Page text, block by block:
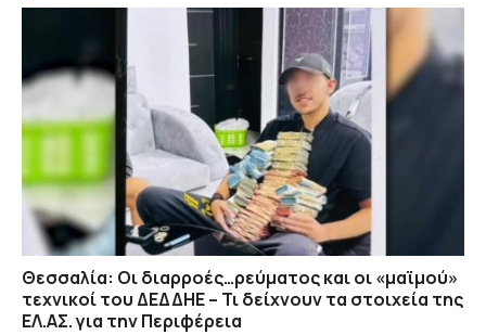
Θεσσαλία: Οι διαρροές…ρεύματος και οι «μαϊμού»
τεχνικοί του ΔΕΔΔΗΕ – Τι δείχνουν τα στοιχεία της
ΕΛ.ΑΣ. για την Περιφέρεια